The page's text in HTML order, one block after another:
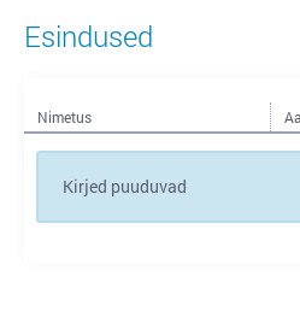
Esindused
Nimetus
Kirjed puuduvad